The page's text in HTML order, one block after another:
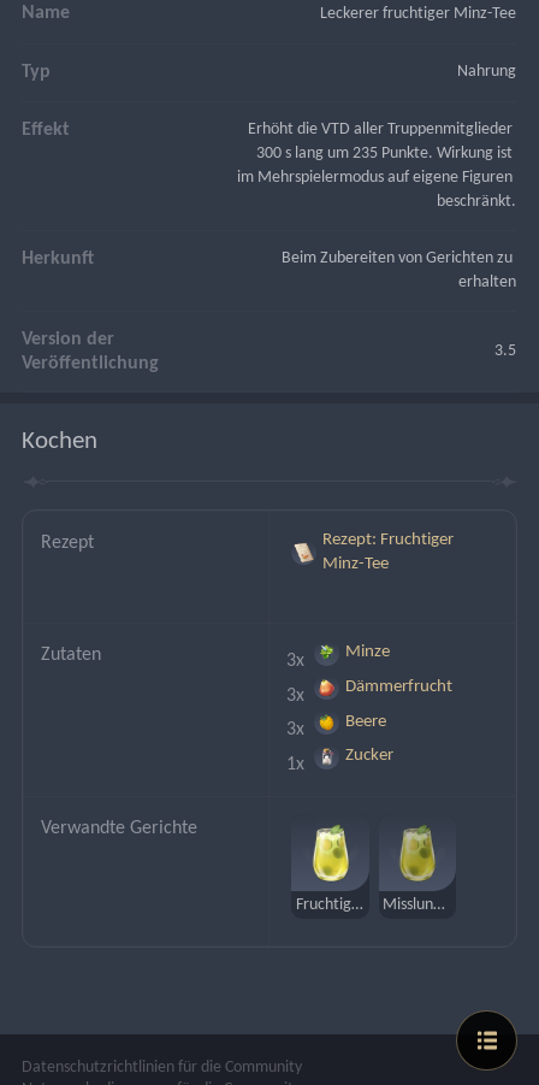
Name Leckerer fruchtiger Minz-Tee
Typ Nahrung
Effekt
Erhöht die VTD aller Truppenmitglieder
300 s lang um 235 Punkte. Wirkung ist
im Mehrspielermodus auf eigene Figuren
beschränkt.
Herkunft
Beim Zubereiten von Gerichten zu
erhalten
Version der
Veröffentlichung
3.5
Kochen
Rezept
Rezept: Fruchtiger
Minz-Tee
Zutaten 3x Minze
3x Dämmerfrucht
3x Beere
1x Zucker
Verwandte Gerichte
Fruchtiger Minz-Tee Misslungener fruchtiger Minz-Tee
Datenschutzrichtlinien für die Community